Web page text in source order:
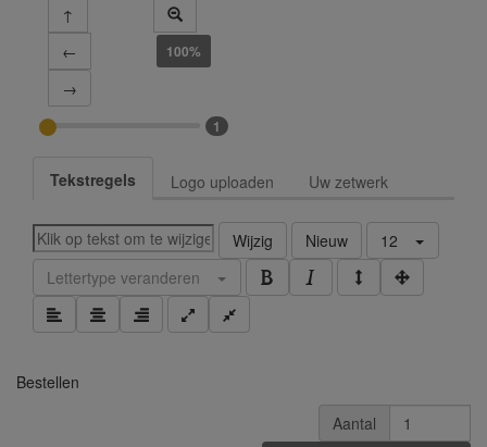
↑
←
→
100%
1
Tekstregels Logo uploaden Uw zetwerk
Wijzig Nieuw
12
Lettertype veranderen
Bestellen
Aantal